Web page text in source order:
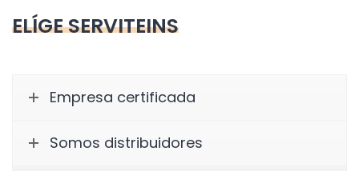
ELÍGE SERVITEINS
Empresa certificada
Somos distribuidores